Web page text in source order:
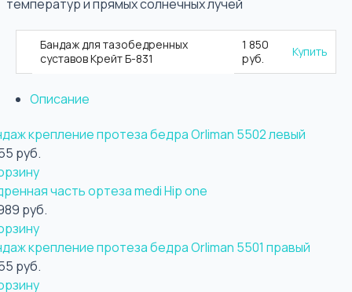
температур и прямых солнечных лучей
Бандаж для тазобедренных
суставов Крейт Б-831
1 850
руб.
Купить
Описание
крепление протеза бедра Orliman 5502 левый
руб.
часть ортеза medi Hip one
руб.
крепление протеза бедра Orliman 5501 правый
руб.